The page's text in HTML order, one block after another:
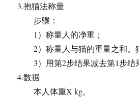
3.抱猫法称量
步骤：
1）称量人的净重；
2）称量人与猫的重量之和。
3）用第2步结果减去第1步结
4.数据
本人体重X kg。